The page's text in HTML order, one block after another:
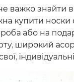
важко знайти
купити носки
або на
широкий